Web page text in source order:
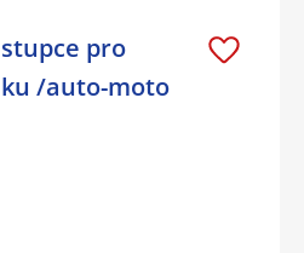
pro
/auto-moto